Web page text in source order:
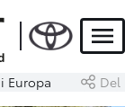
Europa Del